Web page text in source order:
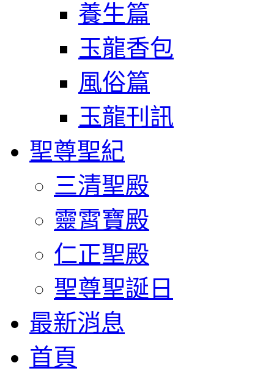
養生篇
玉龍香包
風俗篇
玉龍刊訊
聖尊聖紀
三清聖殿
靈霄寶殿
仁正聖殿
聖尊聖誕日
最新消息
首頁